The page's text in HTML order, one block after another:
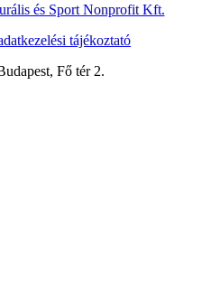
és Sport Nonprofit Kft.
tájékoztató
Fő tér 2.